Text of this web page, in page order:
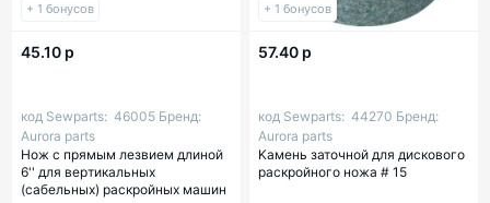
+ 1 бонусов
45.10 р
код Sewparts: 46005 Бренд:
Aurora parts
Нож с прямым лезвием длиной
6'' для вертикальных
(сабельных) раскройных машин
+ 1 бонусов
57.40 р
код Sewparts: 44270 Бренд:
Aurora parts
Kамень заточной для дискового
раскройного ножа # 15